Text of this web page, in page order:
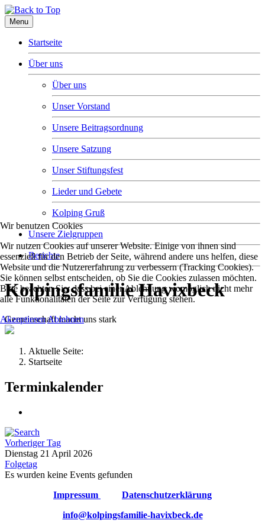
Menu
Startseite
Über uns
Über uns
Unser Vorstand
Unsere Beitragsordnung
Unsere Satzung
Unser Stiftungsfest
Lieder und Gebete
Kolping Gruß
Unsere Zielgruppen
Berichte
Kolpingsfamilie Havixbeck
Gemeinschaft macht uns stark
Aktuelle Seite:
Startseite
Terminkalender
Vorheriger Tag
Dienstag 21 April 2026
Folgetag
Es wurden keine Events gefunden
Impressum
Datenschutzerklärung
info@kolpingsfamilie-havixbeck.de
Wir benutzen Cookies
Wir nutzen Cookies auf unserer Website. Einige von ihnen sind
essenziell für den Betrieb der Seite, während andere uns helfen, diese
Website und die Nutzererfahrung zu verbessern (Tracking Cookies).
Sie können selbst entscheiden, ob Sie die Cookies zulassen möchten.
Bitte beachten Sie, dass bei einer Ablehnung womöglich nicht mehr
alle Funktionalitäten der Seite zur Verfügung stehen.
AkzeptierenAblehnen